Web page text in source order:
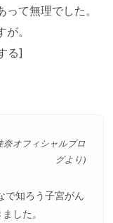
て無理でした。
。
る]
奈オフィシャルブロ
グより)
で知ろう子宮がん
した。